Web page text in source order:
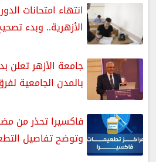
انتهاء امتحانات
الأزهرية.. وبدء
جامعة الأزهر تعلن
بالمدن الجامعية
فاكسيرا تحذر من
وتوضح تفاصيل